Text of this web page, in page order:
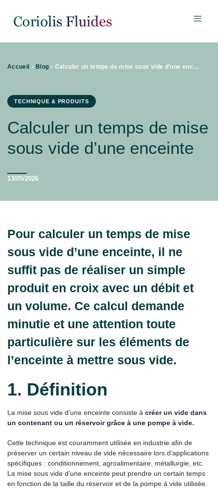
Accueil › Blog › Calculer un temps de mise sous vide d’une enceinte
TECHNIQUE & PRODUITS
Calculer un temps de mise
sous vide d’une enceinte
13/05/2026
Pour calculer un temps de mise
sous vide d’une enceinte, il ne
suffit pas de réaliser un simple
produit en croix avec un débit et
un volume. Ce calcul demande
minutie et une attention toute
particulière sur les éléments de
l’enceinte à mettre sous vide.
1. Définition
La mise sous vide d’une enceinte consiste à créer un vide dans
un contenant ou un réservoir grâce à une pompe à vide.
Cette technique est couramment utilisée en industrie afin de
préserver un certain niveau de vide nécessaire lors d’applications
spécifiques : conditionnement, agroalimentaire, métallurgie, etc.
La mise sous vide d’une enceinte peut prendre un certain temps
en fonction de la taille du réservoir et de la pompe à vide utilisée.